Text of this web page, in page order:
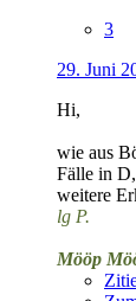
3
29. Juni
Hi,
wie aus
Fälle in
weitere
lg P.
Mööp